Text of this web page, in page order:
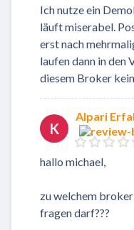
Ich nutze ein
läuft miserabel.
erst nach
laufen dann in den
diesem Broker
K
Alpari
hallo michael,
zu welchem
fragen darf???